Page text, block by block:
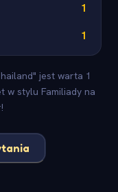
1
1
jest warta 1
w stylu Familiady na